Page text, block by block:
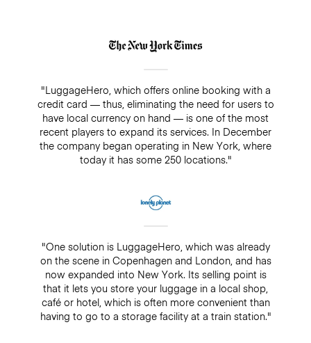
"LuggageHero, which offers online booking with a
credit card — thus, eliminating the need for users to
have local currency on hand — is one of the most
recent players to expand its services. In December
the company began operating in New York, where
today it has some 250 locations."
"One solution is LuggageHero, which was already
on the scene in Copenhagen and London, and has
now expanded into New York. Its selling point is
that it lets you store your luggage in a local shop,
café or hotel, which is often more convenient than
having to go to a storage facility at a train station."